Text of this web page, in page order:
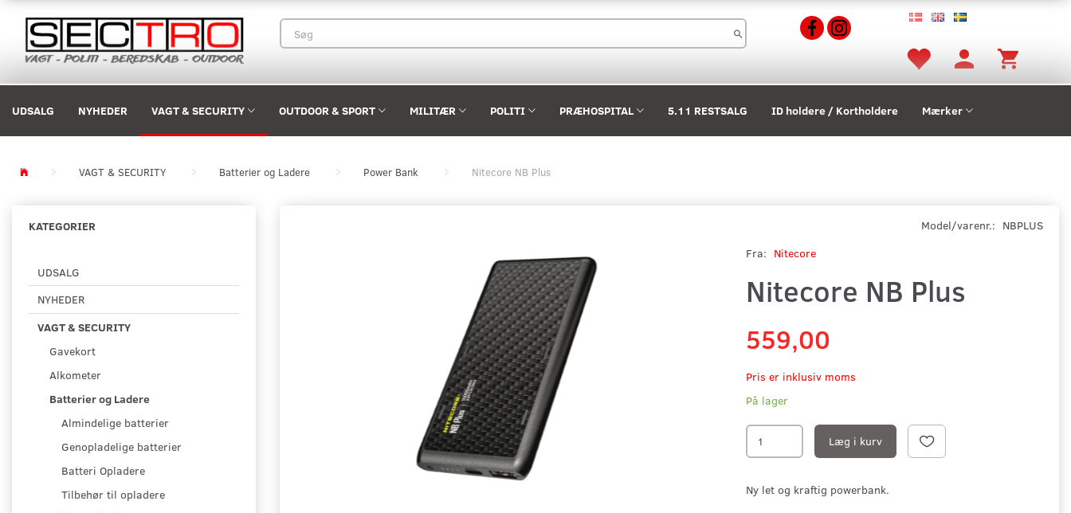
UDSALG NYHEDER VAGT & SECURITY OUTDOOR & SPORT MILITÆR POLITI PRÆHOSPITAL 5.11 RESTSALG ID holdere / Kortholdere Mærker
VAGT & SECURITY Batterier og Ladere Power Bank Nitecore NB Plus
KATEGORIER
UDSALG
NYHEDER
VAGT & SECURITY
Gavekort
Alkometer
Batterier og Ladere
Almindelige batterier
Genopladelige batterier
Batteri Opladere
Tilbehør til opladere
Model/varenr.: NBPLUS
Fra: Nitecore
Nitecore NB Plus
559,00
Pris er inklusiv moms
På lager
Læg i kurv
Ny let og kraftig powerbank.